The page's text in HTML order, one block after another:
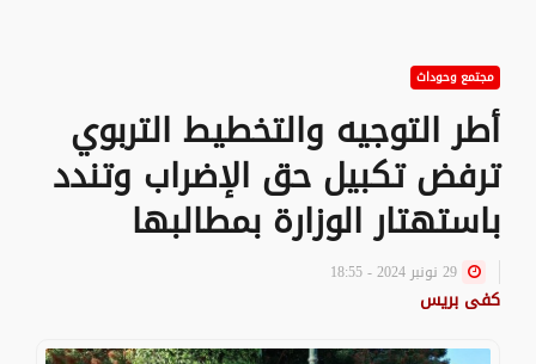
مجتمع وحوداث
أطر التوجيه والتخطيط التربوي
ترفض تكبيل حق الإضراب وتندد
باستهتار الوزارة بمطالبها
كفى بريس